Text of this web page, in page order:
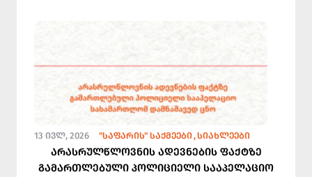
13 ᲘᲕᲚ, 2026 "ᲡᲐᲤᲐᲠᲘᲡ" ᲡᲐᲥᲛᲔᲔᲑᲘ ᲡᲘᲐᲮᲚᲔᲔᲑᲘ
არასრულწლოვნის ადევნების ფაქტზე
გამართლებული პოლიციელი სააპელაციო